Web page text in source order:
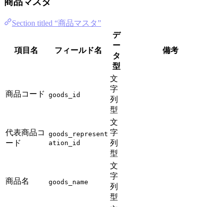
Section titled “商品マスタ”
項目名 フィールド名
デ
ー
タ
型
備考
商品コード goods_id
文
字
列
型
代表商品コ
ード
goods_represent
ation_id
文
字
列
型
商品名 goods_name
文
字
列
型